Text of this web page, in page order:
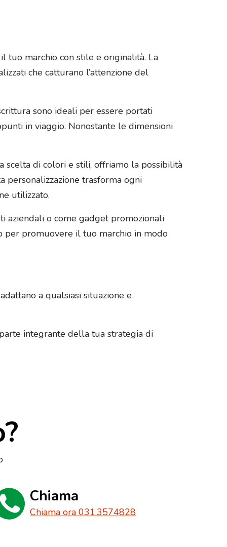
tuo marchio con stile e originalità. La
che catturano l’attenzione del
sono ideali per essere portati
in viaggio. Nonostante le dimensioni
scelta di colori e stili, offriamo la possibilità
personalizzazione trasforma ogni
utilizzato.
aziendali o come gadget promozionali
per promuovere il tuo marchio in modo
a qualsiasi situazione e
integrante della tua strategia di
Chiama
Chiama ora 031.3574828